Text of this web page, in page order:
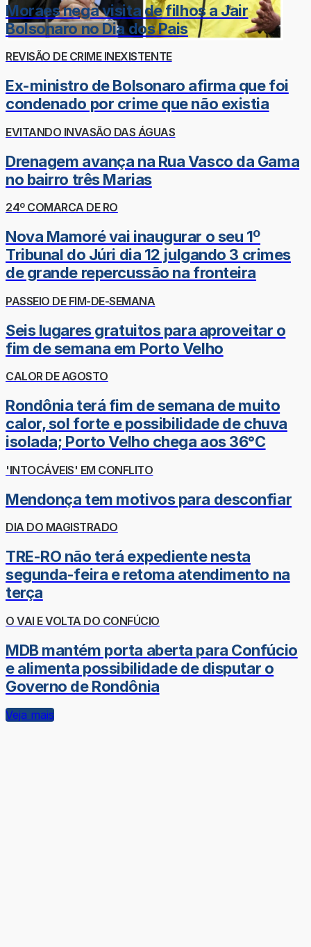
Moraes nega visita de filhos a Jair
Bolsonaro no Dia dos Pais
REVISÃO DE CRIME INEXISTENTE
Ex-ministro de Bolsonaro afirma que foi
condenado por crime que não existia
EVITANDO INVASÃO DAS ÁGUAS
Drenagem avança na Rua Vasco da Gama
no bairro três Marias
24º COMARCA DE RO
Nova Mamoré vai inaugurar o seu 1º
Tribunal do Júri dia 12 julgando 3 crimes
de grande repercussão na fronteira
PASSEIO DE FIM-DE-SEMANA
Seis lugares gratuitos para aproveitar o
fim de semana em Porto Velho
CALOR DE AGOSTO
Rondônia terá fim de semana de muito
calor, sol forte e possibilidade de chuva
isolada; Porto Velho chega aos 36°C
'INTOCÁVEIS' EM CONFLITO
Mendonça tem motivos para desconfiar
DIA DO MAGISTRADO
TRE-RO não terá expediente nesta
segunda-feira e retoma atendimento na
terça
O VAI E VOLTA DO CONFÚCIO
MDB mantém porta aberta para Confúcio
e alimenta possibilidade de disputar o
Governo de Rondônia
Veja mais